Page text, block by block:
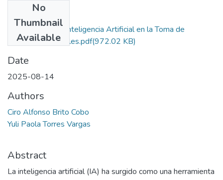
No
Thumbnail
Available
El Impacto de la Inteligencia Artificial en la Toma de
Decisiones Judiciales.pdf(972.02 KB)
Date
2025-08-14
Authors
Ciro Alfonso Brito Cobo
Yuli Paola Torres Vargas
Abstract
La inteligencia artificial (IA) ha surgido como una herramienta